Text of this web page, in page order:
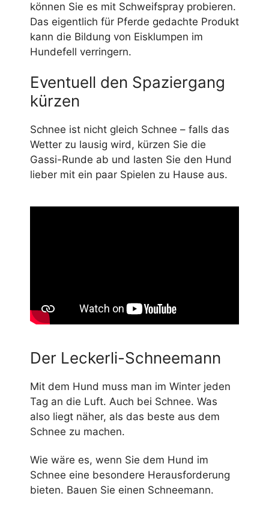
können Sie es mit Schweifspray probieren.
Das eigentlich für Pferde gedachte Produkt
kann die Bildung von Eisklumpen im
Hundefell verringern.
Eventuell den Spaziergang
kürzen
Schnee ist nicht gleich Schnee – falls das
Wetter zu lausig wird, kürzen Sie die
Gassi-Runde ab und lasten Sie den Hund
lieber mit ein paar Spielen zu Hause aus.
Der Leckerli-Schneemann
Mit dem Hund muss man im Winter jeden
Tag an die Luft. Auch bei Schnee. Was
also liegt näher, als das beste aus dem
Schnee zu machen.
Wie wäre es, wenn Sie dem Hund im
Schnee eine besondere Herausforderung
bieten. Bauen Sie einen Schneemann.